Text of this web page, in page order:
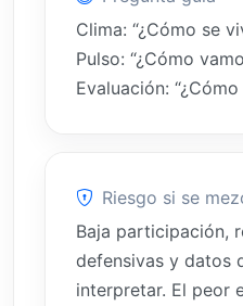
Clima: “¿Cómo se
Pulso: “¿Cómo
Evaluación:
Riesgo si se
Baja participación,
defensivas y datos
interpretar. El peor